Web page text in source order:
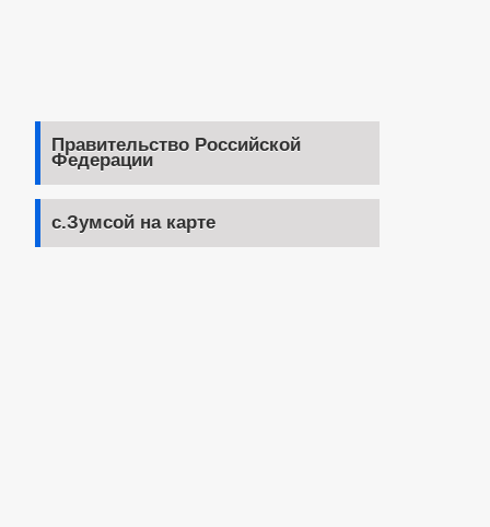
Правительство Российской
Федерации
с.Зумсой на карте